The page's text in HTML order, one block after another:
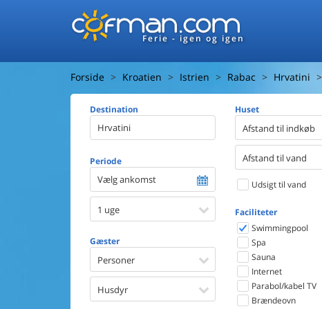
Ferie - igen og igen
Forside Kroatien Istrien Rabac Hrvatini
Destination
Periode
Vælg ankomst
1 uge
Gæster
Personer
Husdyr
Huset
Afstand til indkøb
Afstand til vand
Udsigt til vand
Faciliteter
Swimmingpool
Spa
Sauna
Internet
Parabol/kabel TV
Brændeovn